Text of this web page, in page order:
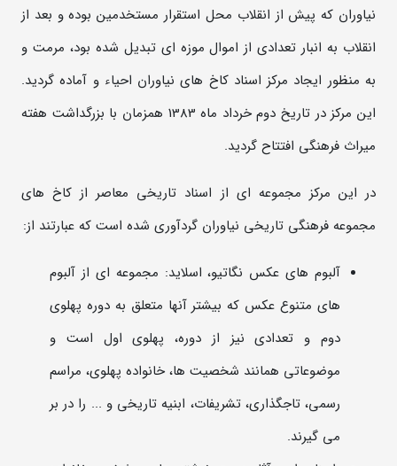
نیاوران که پیش از انقلاب محل استقرار مستخدمین بوده و بعد از
انقلاب به انبار تعدادی از اموال موزه ای تبدیل شده بود، مرمت و
به منظور ایجاد مرکز اسناد کاخ های نیاوران احیاء و آماده گردید.
این مرکز در تاریخ دوم خرداد ماه 1383 همزمان با بزرگداشت هفته
میراث فرهنگی افتتاح گردید.
در این مرکز مجموعه ای از اسناد تاریخی معاصر از کاخ های
مجموعه فرهنگی تاریخی نیاوران گردآوری شده است که عبارتند از:
آلبوم های عکس نگاتیو، اسلاید: مجموعه ای از آلبوم
های متنوع عکس که بیشتر آنها متعلق به دوره پهلوی
دوم و تعدادی نیز از دوره، پهلوی اول است و
موضوعاتی همانند شخصیت ها، خانواده پهلوی، مراسم
رسمی، تاجگذاری، تشریفات، ابنیه تاریخی و ... را در بر
می گیرند.